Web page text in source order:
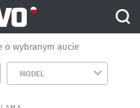
o wybranym aucie
MODEL